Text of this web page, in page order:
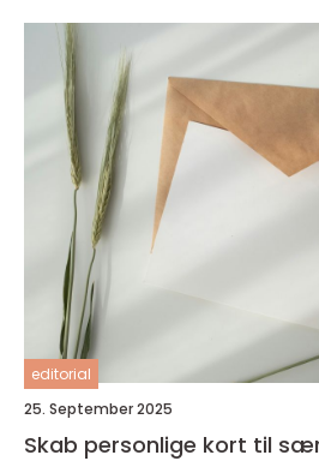
editorial
25. September 2025
Skab personlige kort til